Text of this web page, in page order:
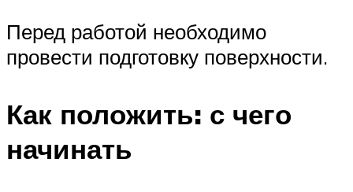
Перед работой необходимо
провести подготовку поверхности.
Как положить: с чего
начинать